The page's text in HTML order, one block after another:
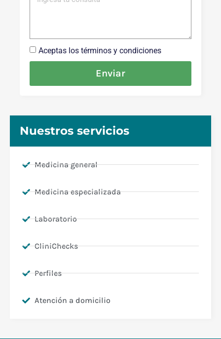
Aceptas los términos y condiciones
Enviar
Nuestros servicios
Medicina general
Medicina especializada
Laboratorio
CliniChecks
Perfiles
Atención a domicilio